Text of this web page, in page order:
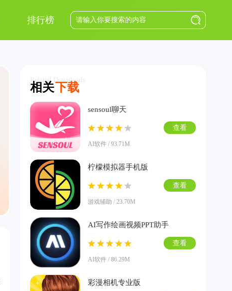
排行榜
相关下载
Related Downloads
sensoul聊天
AI软件 / 93.71M
查看
柠檬模拟器手机版
游戏辅助 / 23.70M
查看
AI写作绘画视频PPT助手
AI软件 / 86.29M
查看
彩漫相机专业版